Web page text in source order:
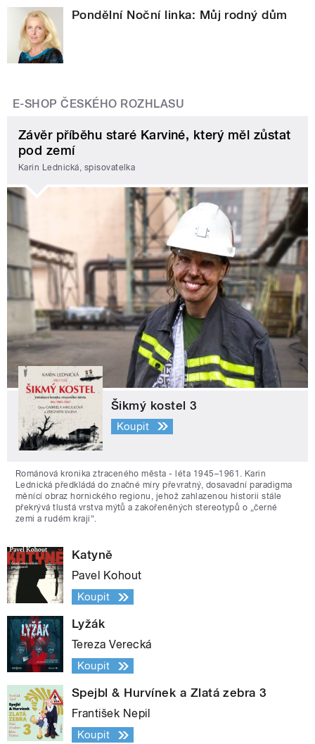
Pondělní Noční linka: Můj rodný dům
E-SHOP ČESKÉHO ROZHLASU
Závěr příběhu staré Karviné, který měl zůstat
pod zemí
Karin Lednická, spisovatelka
Šikmý kostel 3
Koupit
Románová kronika ztraceného města - léta 1945–1961. Karin
Lednická předkládá do značné míry převratný, dosavadní paradigma
měnící obraz hornického regionu, jehož zahlazenou historii stále
překrývá tlustá vrstva mýtů a zakořeněných stereotypů o „černé
zemi a rudém kraji“.
Katyně
Pavel Kohout
Koupit
Lyžák
Tereza Verecká
Koupit
Spejbl & Hurvínek a Zlatá zebra 3
František Nepil
Koupit